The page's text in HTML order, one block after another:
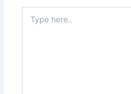
here..